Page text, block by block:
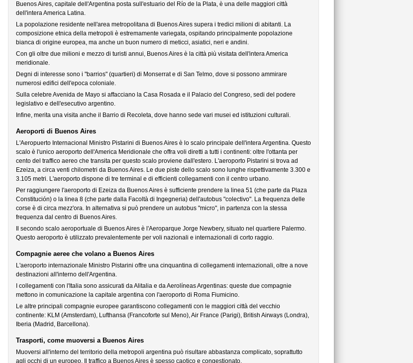
Buenos Aires, capitale dell'Argentina posta sull'estuario del Río de la Plata, è una delle maggiori città
dell'intera America Latina.
La popolazione residente nell'area metropolitana di Buenos Aires supera i tredici milioni di abitanti. La
composizione etnica della metropoli è estremamente variegata, ospitando principalmente popolazione
bianca di origine europea, ma anche un buon numero di meticci, asiatici, neri e andini.
Con gli oltre due milioni e mezzo di turisti annui, Buenos Aires è la città più visitata dell'intera America
meridionale.
Degni di interesse sono i "barrios" (quartieri) di Monserrat e di San Telmo, dove si possono ammirare
numerosi edifici dell'epoca coloniale.
Sulla celebre Avenida de Mayo si affacciano la Casa Rosada e il Palacio del Congreso, sedi del podere
legislativo e dell'esecutivo argentino.
Infine, merita una visita anche il Barrio di Recoleta, dove hanno sede vari musei ed istituzioni culturali.
Aeroporti di Buenos Aires
L'Aeropuerto Internacional Ministro Pistarini di Buenos Aires è lo scalo principale dell'intera Argentina. Questo
scalo è l'unico aeroporto dell'America Meridionale che offra voli diretti a tutti i continenti: oltre l'ottanta per
cento del traffico aereo che transita per questo scalo proviene dall'estero. L'aeroporto Pistarini si trova ad
Ezeiza, a circa venti chilometri da Buenos Aires. Le due piste dello scalo sono lunghe rispettivamente 3.300 e
3.105 metri. L'aeroporto dispone di tre terminal e di efficienti collegamenti con il centro urbano.
Per raggiungere l'aeroporto di Ezeiza da Buenos Aires è sufficiente prendere la linea 51 (che parte da Plaza
Constitución) o la linea 8 (che parte dalla Facoltà di Ingegneria) dell'autobus "colectivo". La frequenza delle
corse è di circa mezz'ora. In alternativa si può prendere un autobus "micro", in partenza con la stessa
frequenza dal centro di Buenos Aires.
Il secondo scalo aeroportuale di Buenos Aires è l'Aeroparque Jorge Newbery, situato nel quartiere Palermo.
Questo aeroporto è utilizzato prevalentemente per voli nazionali e internazionali di corto raggio.
Compagnie aeree che volano a Buenos Aires
L'aeroporto internazionale Ministro Pistarini offre una cinquantina di collegamenti internazionali, oltre a nove
destinazioni all'interno dell'Argentina.
I collegamenti con l'Italia sono assicurati da Alitalia e da Aerolíneas Argentinas: queste due compagnie
mettono in comunicazione la capitale argentina con l'aeroporto di Roma Fiumicino.
Le altre principali compagnie europee garantiscono collegamenti con le maggiori città del vecchio
continente: KLM (Amsterdam), Lufthansa (Francoforte sul Meno), Air France (Parigi), British Airways (Londra),
Iberia (Madrid, Barcellona).
Trasporti, come muoversi a Buenos Aires
Muoversi all'interno del territorio della metropoli argentina può risultare abbastanza complicato, soprattutto
agli occhi di un europeo. Il traffico a Buenos Aires è spesso caotico e congestionato.